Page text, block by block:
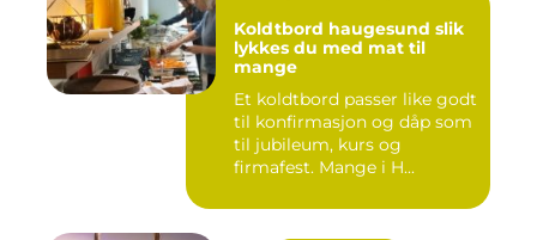
Koldtbord haugesund slik
lykkes du med mat til
mange
Et koldtbord passer like godt
til konfirmasjon og dåp som
til jubileum, kurs og
firmafest. Mange i H...